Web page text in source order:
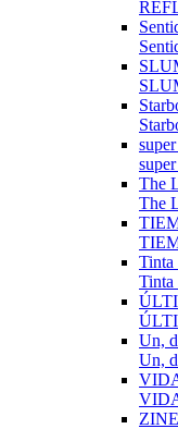
The
The
Tinta
Tinta
Un,
Un,